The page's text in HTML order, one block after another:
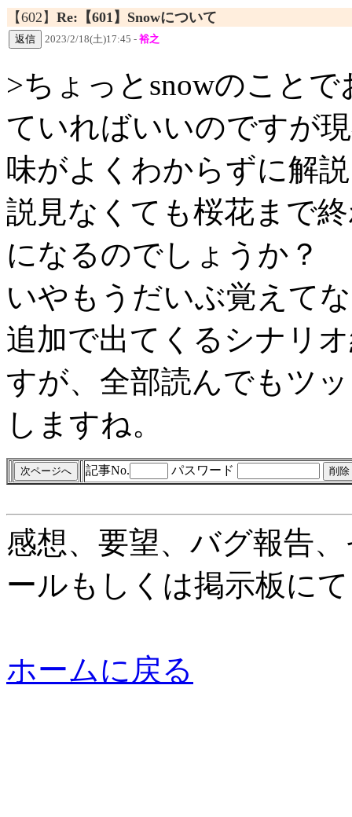
【602】 Re:【601】Snowについて
2023/2/18(土)17:45 - 裕之
>ちょっとsnowのこと
ていればいいのですが
味がよくわからずに解
説見なくても桜花まで
になるのでしょうか？
いやもうだいぶ覚えて
追加で出てくるシナリ
すが、全部読んでもツ
しますね。
記事No. パスワード
感想、要望、バグ報告
ールもしくは掲示板に
ホームに戻る